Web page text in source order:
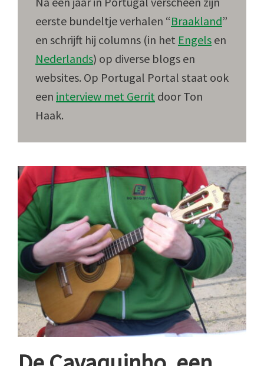
eerste bundeltje verhalen “Braakland”
en schrijft hij columns (in het Engels en
Nederlands) op diverse blogs en
websites. Op Portugal Portal staat ook
een interview met Gerrit door Ton
Haak.